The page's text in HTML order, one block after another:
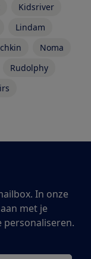
Kidsriver
Lindam
Noma
Rudolphy
In onze
met je
personaliseren.